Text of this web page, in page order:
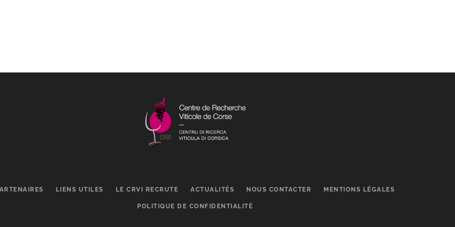
LIENS UTILES LE CRVI RECRUTE ACTUALITÉS NOUS CONTACTER MENTIONS LÉGALES
POLITIQUE DE CONFIDENTIALITÉ